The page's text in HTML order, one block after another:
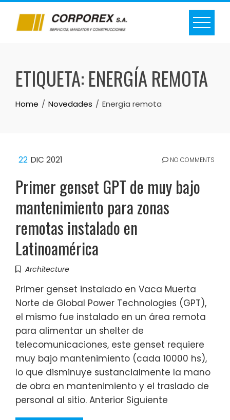
Skip
content
ETIQUETA: ENERGÍA REMOTA
Home Novedades Energía remota
22 DIC 2021 NO COMMENTS
Primer genset GPT de muy bajo
mantenimiento para zonas
remotas instalado en
Latinoamérica
Architecture
Primer genset instalado en Vaca Muerta
Norte de Global Power Technologies (GPT),
el mismo fue instalado en un área remota
para alimentar un shelter de
telecomunicaciones, este genset requiere
muy bajo mantenimiento (cada 10000 hs),
lo que disminuye sustancialmente la mano
de obra en mantenimiento y el traslado de
personal al sitio. Anterior Siguiente